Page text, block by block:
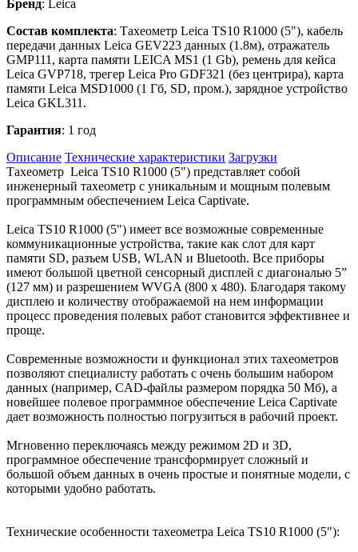
Бренд: Leica
Состав комплекта: Тахеометр Leica TS10 R1000 (5"), кабель
передачи данных Leica GEV223 данных (1.8м), отражатель
GMP111, карта памяти LEICA MS1 (1 Gb), ремень для кейса
Leica GVP718, трегер Leica Pro GDF321 (без центрира), карта
памяти Leica MSD1000 (1 Гб, SD, пром.), зарядное устройство
Leica GKL311.
Гарантия: 1 год
Описание Технические характеристики Загрузки
Тахеометр Leica TS10 R1000 (5") представляет собой
инженерный тахеометр с уникальным и мощным полевым
программным обеспечением Leica Captivate.
Leica TS10 R1000 (5") имеет все возможные современные
коммуникационные устройства, такие как слот для карт
памяти SD, разъем USB, WLAN и Bluetooth. Все приборы
имеют большой цветной сенсорный дисплей с диагональю 5”
(127 мм) и разрешением WVGA (800 x 480). Благодаря такому
дисплею и количеству отображаемой на нем информации
процесс проведения полевых работ становится эффективнее и
проще.
Современные возможности и функционал этих тахеометров
позволяют специалисту работать с очень большим набором
данных (например, CAD-файлы размером порядка 50 Мб), а
новейшее полевое программное обеспечение Leica Captivate
дает возможность полностью погрузиться в рабочий проект.
Мгновенно переключаясь между режимом 2D и 3D,
программное обеспечение трансформирует сложный и
большой объем данных в очень простые и понятные модели, с
которыми удобно работать.
Технические особенности тахеометра Leica TS10 R1000 (5"):